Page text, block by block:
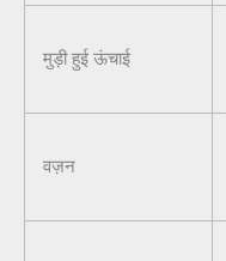
मुड़ी हुई ऊंचाई
वज़न